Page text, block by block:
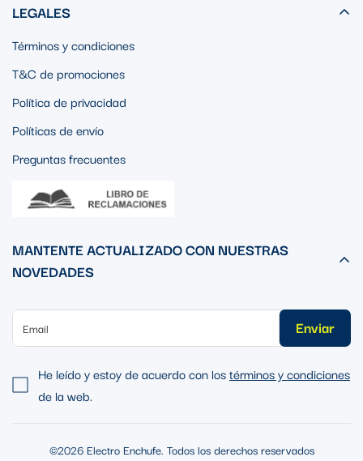
LEGALES
Términos y condiciones
T&C de promociones
Política de privacidad
Políticas de envío
Preguntas frecuentes
MANTENTE ACTUALIZADO CON NUESTRAS
NOVEDADES
Enviar
He leído y estoy de acuerdo con lostérminos y condiciones
de la web.
©2026 Electro Enchufe. Todos los derechos reservados